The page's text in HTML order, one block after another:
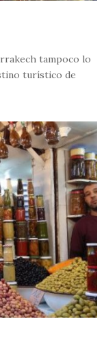
tampoco lo
turístico de